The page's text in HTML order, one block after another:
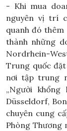
- Khi mua
nguyên vị trí
quanh đó
thành những
Nordrhein-
Trung quốc
nơi tập trung
„Người
Düsseldorf,
chuyên cung
Phòng Thương